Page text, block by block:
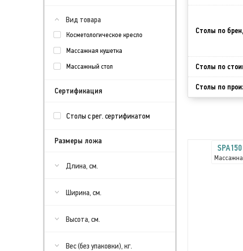
Вид товара
Косметологическое кресло
Массажная кушетка
Массажный стол
Сертификация
Столы с рег. сертификатом
Размеры ложа
Длина, см.
Ширина, см.
Высота, см.
Вес (без упаковки), кг.
Столы по
Столы по
Столы по